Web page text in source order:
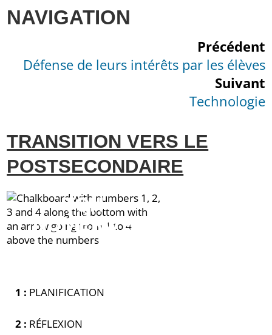
NAVIGATION
Précédent
Défense de leurs intérêts par les élèves
Suivant
Technologie
TRANSITION VERS LE
POSTSECONDAIRE
TON
NUMÉRO ?
1 : PLANIFICATION
2 : RÉFLEXION